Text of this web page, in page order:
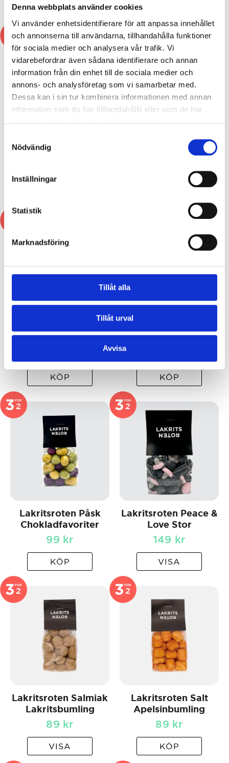
Denna webbplats använder cookies
Vi använder enhetsidentifierare för att anpassa innehållet
och annonserna till användarna, tillhandahålla funktioner
för sociala medier och analysera vår trafik. Vi
vidarebefordrar även sådana identifierare och annan
information från din enhet till de sociala medier och
annons- och analysföretag som vi samarbetar med.
Dessa kan i sin tur kombinera informationen med annan
information som du har tillhandahållit eller som de har
Nödvändig
Inställningar
Statistik
Marknadsföring
Tillåt alla
Tillåt urval
Avvisa
VISA
32
Lakritsroten
Kolasalta Filurer
3 2
Lakritsroten Lakki
super salty
3
Lakritsroten Lakrits
KÖP
Lakritsroten
KÖP
3 FOR
2
Lakritsroten Påsk
Chokladfavoriter
99 kr
KÖP
3 FOR
2
Lakritsroten Peace &
Love Stor
149 kr
VISA
3 FOR
2
Lakritsroten Salmiak
Lakritsbumling
89 kr
VISA
3 FOR
2
Lakritsroten Salt
Apelsinbumling
89 kr
KÖP